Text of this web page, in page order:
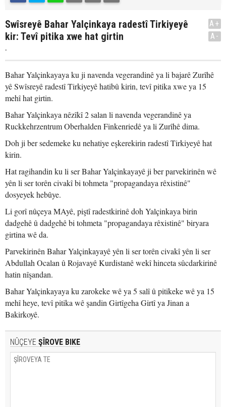
Swîsreyê Bahar Yalçinkaya radestî Tirkiyeyê
kir: Tevî pitika xwe hat girtin
.
A+
A-
Bahar Yalçinkayaya ku ji navenda vegerandinê ya li bajarê Zurîhê
yê Swîsreyê radestî Tirkiyeyê hatibû kirin, tevî pitika xwe ya 15
mehî hat girtin.
Bahar Yalçinkaya nêzîkî 2 salan li navenda vegerandinê ya
Ruckkehrzentrum Oberhalden Finkenriedê ya li Zurîhê dima.
Doh ji ber sedemeke ku nehatiye eşkerekirin radestî Tirkiyeyê hat
kirin.
Hat ragihandin ku li ser Bahar Yalçinkayayê ji ber parvekirinên wê
yên li ser torên civakî bi tohmeta "propagandaya rêxistinê"
dosyeyek hebûye.
Li gorî nûçeya MAyê, piştî radestkirinê doh Yalçinkaya birin
dadgehê û dadgehê bi tohmeta "propagandaya rêxistinê" biryara
girtina wê da.
Parvekirinên Bahar Yalçinkayayê yên li ser torên civakî yên li ser
Abdullah Ocalan û Rojavayê Kurdistanê wekî hinceta sûcdarkirinê
hatin nîşandan.
Bahar Yalçinkayaya ku zarokeke wê ya 5 salî û pitikeke wê ya 15
mehî heye, tevî pitika wê şandin Girtîgeha Girtî ya Jinan a
Bakirkoyê.
NÛÇEYE ŞÎROVE BIKE